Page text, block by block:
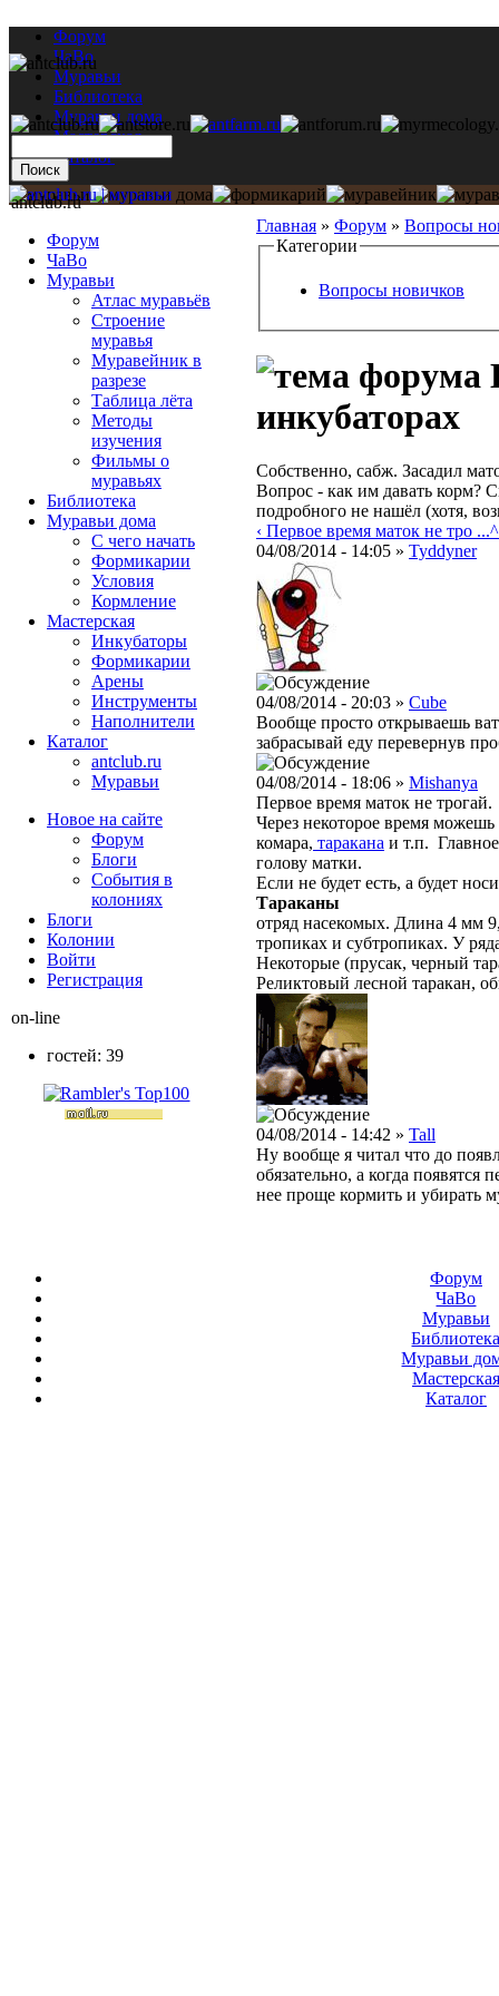
Форум
ЧаВо
Муравьи
Библиотека
Муравьи дома
Мастерская
Каталог
Главная » Форум » Вопросы
Категории
Вопросы новичков
инкубаторах
Собственно, сабж. Засадил
Вопрос - как им давать корм?
подробного не нашёл (хотя,
‹ Первое время маток не тро ...
04/08/2014 - 14:05 » Tyddyner
04/08/2014 - 20:03 » Cube
Вообще просто открываешь
забрасывай еду перевернув
04/08/2014 - 18:06 » Mishanya
Первое время маток не трогай.
Через некоторое время
комара, таракана и т.п.
голову матки.
Если не будет есть, а будет
Тараканы
отряд насекомых. Длина 4 мм
тропиках и субтропиках. У
Некоторые (прусак, черный
Реликтовый лесной таракан,
04/08/2014 - 14:42 » Tall
Ну вообще я читал что до
обязательно, а когда
нее проще кормить и убирать
antclub.ru
Форум
ЧаВо
Муравьи
Атлас муравьёв
Строение
муравья
Муравейник в
разрезе
Таблица лёта
Методы
изучения
Фильмы о
муравьях
Библиотека
Муравьи дома
С чего начать
Формикарии
Условия
Кормление
Мастерская
Инкубаторы
Формикарии
Арены
Инструменты
Наполнители
Каталог
antclub.ru
Муравьи
Новое на сайте
Форум
Блоги
События в
колониях
Блоги
Колонии
Войти
Peгиcтpaция
on-line
гостей: 39
Форум
ЧаВо
Муравьи
Муравьи
Мастерская
Каталог